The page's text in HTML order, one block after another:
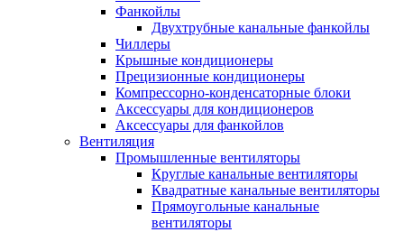
Фанкойлы
Двухтрубные канальные фанкойлы
Чиллеры
Крышные кондиционеры
Прецизионные кондиционеры
Компрессорно-конденсаторные блоки
Аксессуары для кондиционеров
Аксессуары для фанкойлов
Вентиляция
Промышленные вентиляторы
Круглые канальные вентиляторы
Квадратные канальные вентиляторы
Прямоугольные канальные
вентиляторы